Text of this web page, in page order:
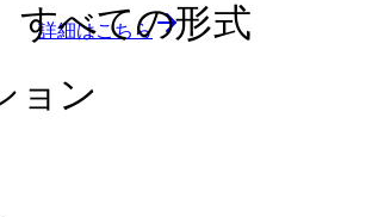
詳細はこちら
すべての形式
ョン